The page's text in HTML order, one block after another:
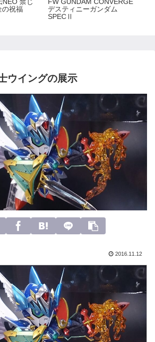
の祝福
デスティニーガンダム
SPECⅡ
ウイングの展示
2016.11.12